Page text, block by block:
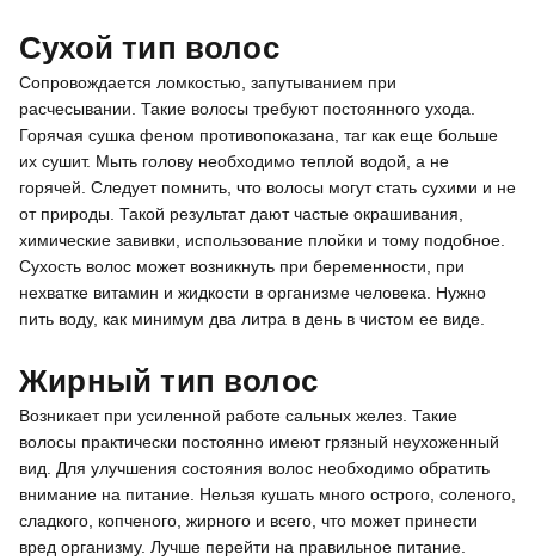
Сухой тип волос
Сопровождается ломкостью, запутыванием при
расчесывании. Такие волосы требуют постоянного ухода.
Горячая сушка феном противопоказана, таr как еще больше
их сушит. Мыть голову необходимо теплой водой, а не
горячей. Следует помнить, что волосы могут стать сухими и не
от природы. Такой результат дают частые окрашивания,
химические завивки, использование плойки и тому подобное.
Сухость волос может возникнуть при беременности, при
нехватке витамин и жидкости в организме человека. Нужно
пить воду, как минимум два литра в день в чистом ее виде.
Жирный тип волос
Возникает при усиленной работе сальных желез. Такие
волосы практически постоянно имеют грязный неухоженный
вид. Для улучшения состояния волос необходимо обратить
внимание на питание. Нельзя кушать много острого, соленого,
сладкого, копченого, жирного и всего, что может принести
вред организму. Лучше перейти на правильное питание.